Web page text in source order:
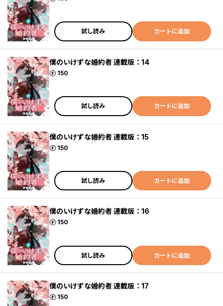
試し読み カートに追加
僕のいけずな婚約者 連載版：14
150
ポイント
試し読み カートに追加
僕のいけずな婚約者 連載版：15
150
ポイント
試し読み カートに追加
僕のいけずな婚約者 連載版：16
150
ポイント
試し読み カートに追加
僕のいけずな婚約者 連載版：17
150
ポイント